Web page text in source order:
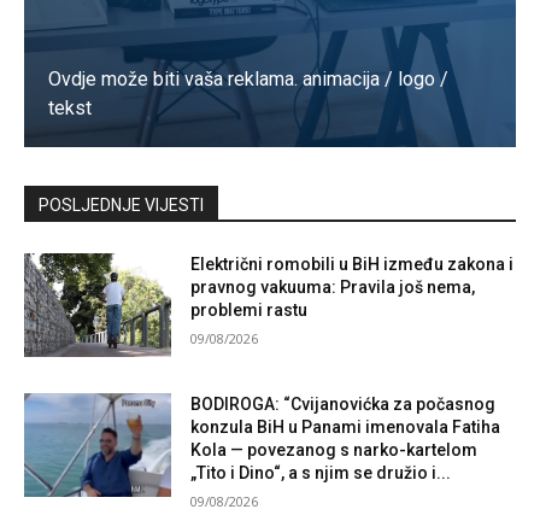
Ovdje može biti vaša reklama. animacija / logo /
tekst
Kontaktirajte nas
POSLJEDNJE VIJESTI
Električni romobili u BiH između zakona i
pravnog vakuuma: Pravila još nema,
problemi rastu
09/08/2026
BODIROGA: “Cvijanovićka za počasnog
konzula BiH u Panami imenovala Fatiha
Kola — povezanog s narko-kartelom
„Tito i Dino“, a s njim se družio i...
09/08/2026